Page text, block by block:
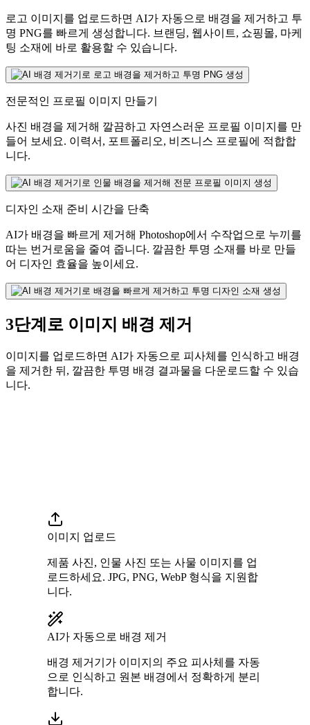
로고 이미지를 업로드하면 AI가 자동으로 배경을 제거하고 투
명 PNG를 빠르게 생성합니다. 브랜딩, 웹사이트, 쇼핑몰, 마케
팅 소재에 바로 활용할 수 있습니다.
전문적인 프로필 이미지 만들기
사진 배경을 제거해 깔끔하고 자연스러운 프로필 이미지를 만
들어 보세요. 이력서, 포트폴리오, 비즈니스 프로필에 적합합
니다.
디자인 소재 준비 시간을 단축
AI가 배경을 빠르게 제거해 Photoshop에서 수작업으로 누끼를
따는 번거로움을 줄여 줍니다. 깔끔한 투명 소재를 바로 만들
어 디자인 효율을 높이세요.
3단계로 이미지 배경 제거
이미지를 업로드하면 AI가 자동으로 피사체를 인식하고 배경
을 제거한 뒤, 깔끔한 투명 배경 결과물을 다운로드할 수 있습
니다.
이미지 업로드
제품 사진, 인물 사진 또는 사물 이미지를 업
로드하세요. JPG, PNG, WebP 형식을 지원합
니다.
AI가 자동으로 배경 제거
배경 제거기가 이미지의 주요 피사체를 자동
으로 인식하고 원본 배경에서 정확하게 분리
합니다.